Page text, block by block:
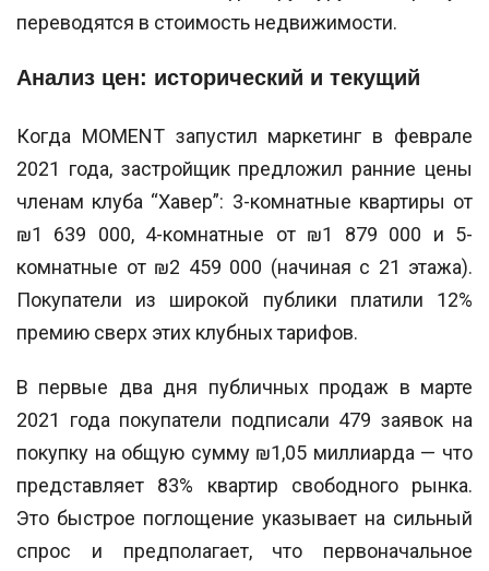
переводятся в стоимость недвижимости.
Анализ цен: исторический и текущий
Когда MOMENT запустил маркетинг в феврале
2021 года, застройщик предложил ранние цены
членам клуба “Хавер”: 3-комнатные квартиры от
₪1 639 000, 4-комнатные от ₪1 879 000 и 5-
комнатные от ₪2 459 000 (начиная с 21 этажа).
Покупатели из широкой публики платили 12%
премию сверх этих клубных тарифов.
В первые два дня публичных продаж в марте
2021 года покупатели подписали 479 заявок на
покупку на общую сумму ₪1,05 миллиарда — что
представляет 83% квартир свободного рынка.
Это быстрое поглощение указывает на сильный
спрос и предполагает, что первоначальное